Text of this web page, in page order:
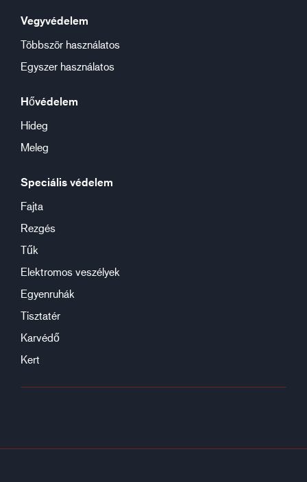
Vegyvédelem
Többször használatos
Egyszer használatos
Hővédelem
Hideg
Meleg
Speciális védelem
Fajta
Rezgés
Tűk
Elektromos veszélyek
Egyenruhák
Tisztatér
Karvédő
Kert